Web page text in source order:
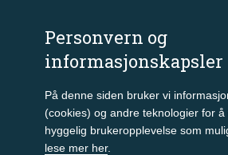
Personvern og
informasjonskapsler
På denne siden bruker vi
(cookies) og andre teknologier for å
hyggelig brukeropplevelse som
lese mer her.